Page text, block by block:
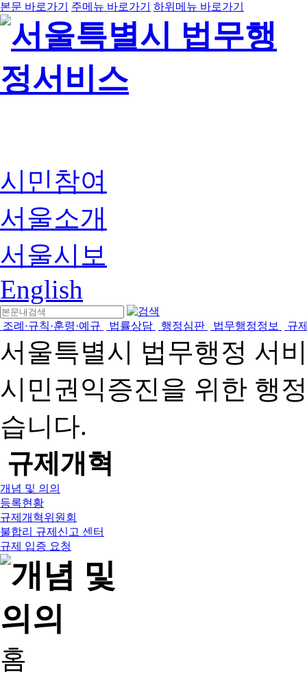
본문 바로가기 주메뉴 바로가기 하위메뉴 바로가기
시민참여
서울소개
서울시보
English
조례·규칙·훈령·예규 법률상담 행정심판 법무행정정보 규
서울특별시 법무행정 서
시민권익증진을 위한 행
습니다.
규제개혁
개념 및 의의
등록현황
규제개혁위원회
불합리 규제신고 센터
규제 입증 요청
홈